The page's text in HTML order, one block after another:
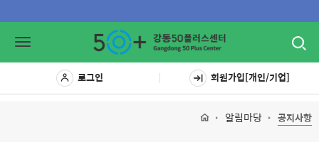
Toggle
로그인 회원가입[개인/기업]
알림마당 공지사항